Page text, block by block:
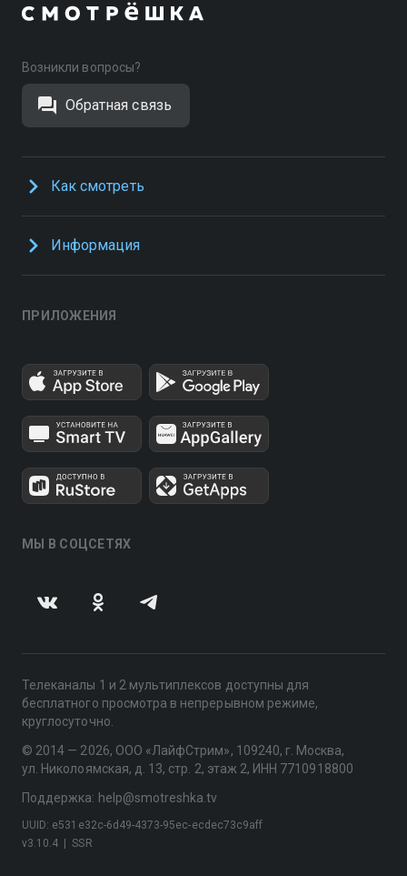
Возникли вопросы?
Обратная связь
Как смотреть
Информация
ПРИЛОЖЕНИЯ
МЫ В СОЦСЕТЯХ
Телеканалы 1 и 2 мультиплексов доступны для
бесплатного просмотра в непрерывном режиме,
круглосуточно.
© 2014 — 2026, ООО «ЛайфСтрим», 109240, г. Москва,
ул. Николоямская, д. 13, стр. 2, этаж 2, ИНН 7710918800
Поддержка: help@smotreshka.tv
v3.10.4 SSR
UUID: e531e32c-6d49-4373-95ec-ecdec73c9aff